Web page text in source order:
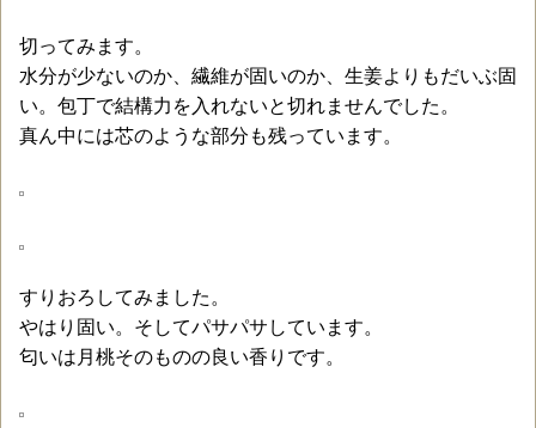
切ってみます。
水分が少ないのか、繊維が固いのか、生姜よりもだいぶ固
い。包丁で結構力を入れないと切れませんでした。
真ん中には芯のような部分も残っています。
すりおろしてみました。
やはり固い。そしてパサパサしています。
匂いは月桃そのものの良い香りです。